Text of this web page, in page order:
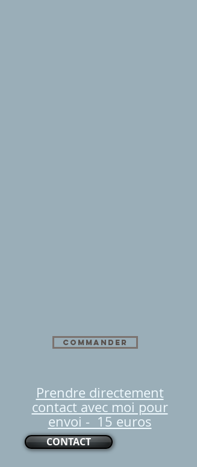
COMMANDER
Prendre directement
contact avec moi pour
envoi - 15 euros
CONTACT